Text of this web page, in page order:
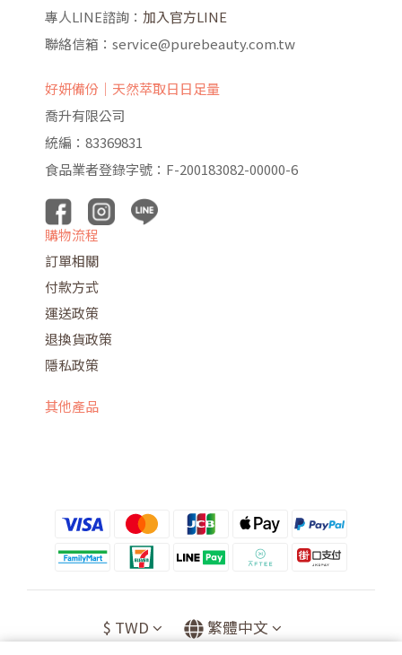
專人LINE諮詢： 加入官方LINE
聯絡信箱：service@purebeauty.com.tw
好妍備份｜天然萃取日日足量
喬升有限公司
統編：83369831
食品業者登錄字號：F-200183082-00000-6
購物流程
訂單相關
付款方式
運送政策
退換貨政策
隱私政策
其他產品
$ TWD 繁體中文